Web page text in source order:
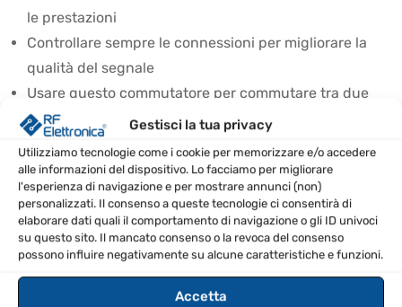
Gestisci la tua privacy
Utilizziamo tecnologie come i cookie per memorizzare e/o accedere
alle informazioni del dispositivo. Lo facciamo per migliorare
l'esperienza di navigazione e per mostrare annunci (non)
personalizzati. Il consenso a queste tecnologie ci consentirà di
elaborare dati quali il comportamento di navigazione o gli ID univoci
su questo sito. Il mancato consenso o la revoca del consenso
possono influire negativamente su alcune caratteristiche e funzioni.
Accetta
le prestazioni
Controllare sempre le connessioni per migliorare la
qualità del segnale
Usare questo commutatore per commutare tra due
antenne senza interruzioni
Evitare l’uso di potenza superiore a quella nominale
per prevenire danni
SPECIFICHE TECNICHE
Modello Delta 2B-N
2:1